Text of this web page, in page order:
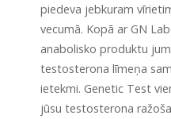
piedeva jebkuram
vecumā. Kopā ar GN
anabolisko produktu
testosterona līmeņa
ietekmi. Genetic Test
jūsu testosterona